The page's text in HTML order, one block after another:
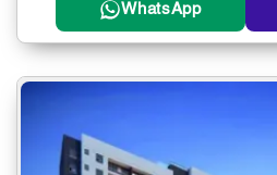
WhatsApp